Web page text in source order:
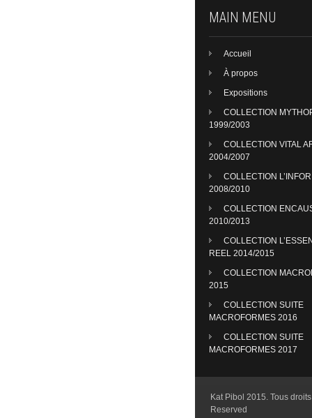
MAIN MENU
Accueil
À propos
Expositions
COLLECTION
1999/2003
COLLECTION VITAL
2004/2007
COLLECTION
2008/2010
COLLECTION
2010/2013
COLLECTION
REEL 2014/2015
COLLECTION
2015
COLLECTION SUITE
MACROFORMES 2016
COLLECTION SUITE
MACROFORMES 2017
Kat Pibol 2015. Tous
Reserved